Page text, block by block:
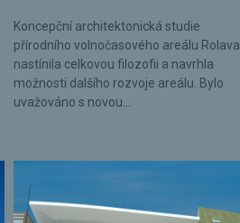
Koncepční architektonická studie
přírodního volnočasového areálu Rolava
nastínila celkovou filozofii a navrhla
možnosti dalšího rozvoje areálu. Bylo
uvažováno s novou...